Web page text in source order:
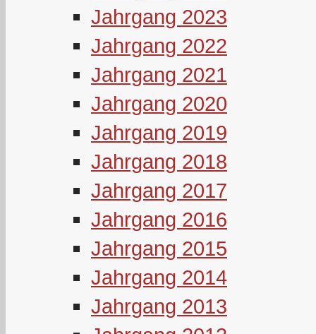
Jahrgang 2023
Jahrgang 2022
Jahrgang 2021
Jahrgang 2020
Jahrgang 2019
Jahrgang 2018
Jahrgang 2017
Jahrgang 2016
Jahrgang 2015
Jahrgang 2014
Jahrgang 2013